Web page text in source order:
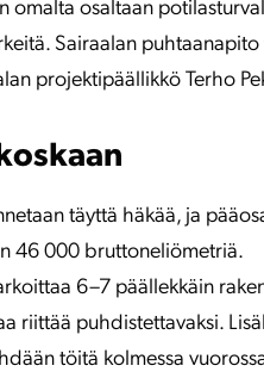
omalta osaltaan
Sairaalan
projektipäällikkö Terho
täyttä häkää, ja
46 000 bruttoneliömetriä.
6–7 päällekkäin
riittää puhdistettavaksi.
töitä kolmessa